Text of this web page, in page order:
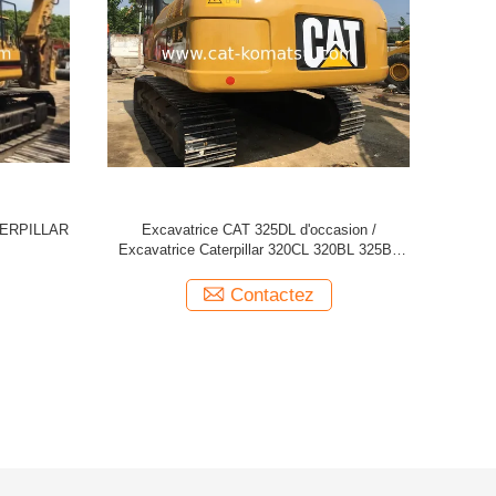
329D
Excavatrice CATERPILLAR CAT 320CL
d'occasion
Contactez